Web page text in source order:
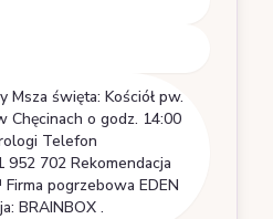
Msza święta: Kościół pw.
Chęcinach o godz. 14:00
Telefon
952 702 Rekomendacja
pogrzebowa EDEN
BRAINBOX .